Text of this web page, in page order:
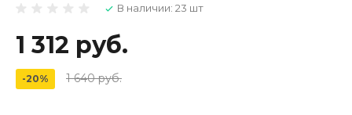
В наличии: 23 шт
1 312 руб.
-20% 1 640 руб.